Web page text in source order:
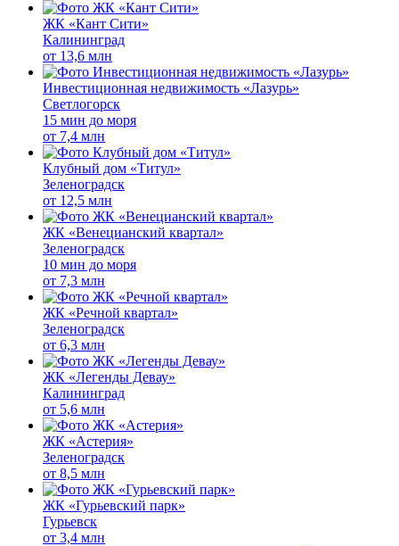
ЖК «Кант Сити»
Калининград
от 13,6 млн
Инвестиционная недвижимость «Лазурь»
Светлогорск
15 мин до моря
от 7,4 млн
Клубный дом «Титул»
Зеленоградск
от 12,5 млн
ЖК «Венецианский квартал»
Зеленоградск
10 мин до моря
от 7,3 млн
ЖК «Речной квартал»
Зеленоградск
от 6,3 млн
ЖК «Легенды Девау»
Калининград
от 5,6 млн
ЖК «Астерия»
Зеленоградск
от 8,5 млн
ЖК «Гурьевский парк»
Гурьевск
от 3,4 млн